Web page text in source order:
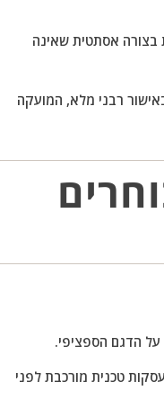
בצורה אסתטית שאינה
רבני מלא, המועקה
הדגם הספציפי.
טכנית מורכבת לפני